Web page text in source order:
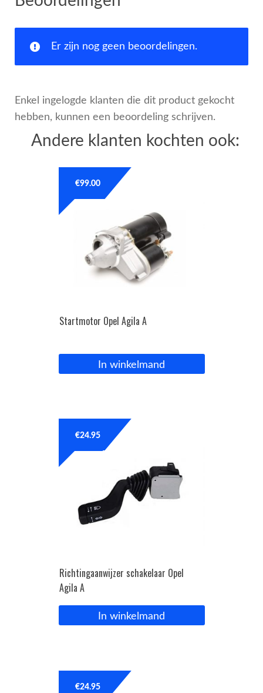
Er zijn nog geen beoordelingen.
Enkel ingelogde klanten die dit product gekocht
hebben, kunnen een beoordeling schrijven.
Andere klanten kochten ook:
Startmotor Opel Agila A
€99.00
In winkelmand
Richtingaanwijzer schakelaar Opel
Agila A
€24.95
In winkelmand
€24.95